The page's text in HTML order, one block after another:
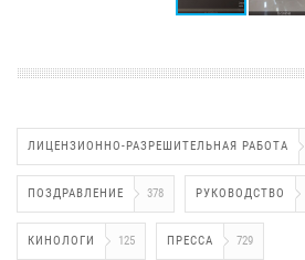
ЛИЦЕНЗИОННО-РАЗРЕШИТЕЛЬНАЯ РАБОТА
ПОЗДРАВЛЕНИЕ 378 РУКОВОДСТВО
КИНОЛОГИ 125 ПРЕССА 729